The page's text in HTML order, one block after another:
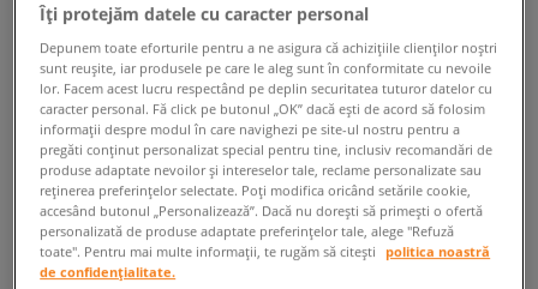
puține filtre.
ÎNAPOI LA MAGAZIN
◾️ Sunt0produse din categoriaBărbați
Jordan 2X3◾️
Îți protejăm datele cu caracter personal
Depunem toate eforturile pentru a ne asigura că achizițiile clienților noștri
sunt reușite, iar produsele pe care le aleg sunt în conformitate cu nevoile
lor. Facem acest lucru respectând pe deplin securitatea tuturor datelor cu
caracter personal. Fă click pe butonul „OK” dacă ești de acord să folosim
informații despre modul în care navighezi pe site-ul nostru pentru a
pregăti conținut personalizat special pentru tine, inclusiv recomandări de
produse adaptate nevoilor și intereselor tale, reclame personalizate sau
reținerea preferințelor selectate. Poți modifica oricând setările cookie,
accesând butonul „Personalizează”. Dacă nu dorești să primești o ofertă
personalizată de produse adaptate preferințelor tale, alege "Refuză
toate". Pentru mai multe informații, te rugăm să citești
politica noastră
de confidențialitate.